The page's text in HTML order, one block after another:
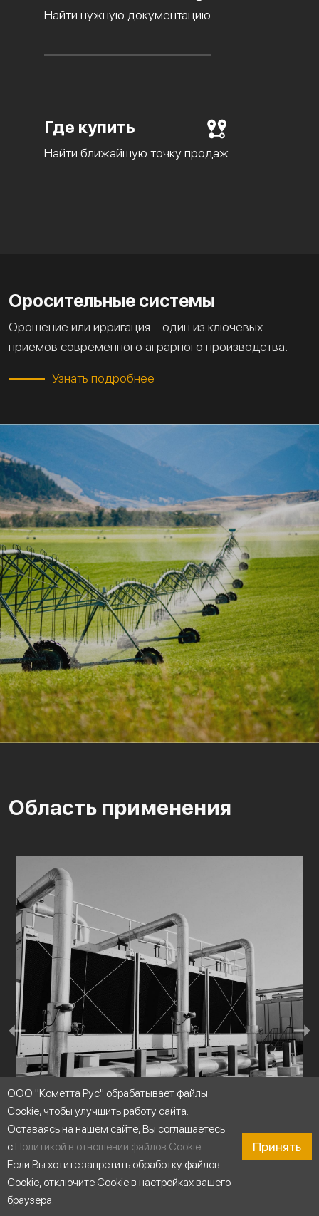
Найти нужную документацию
Где купить
Найти ближайшую точку продаж
Оросительные системы
Орошение или ирригация – один из ключевых
приемов современного аграрного производства.
Узнать подробнее
Область применения
Холодильные установки
ООО "Кометта Рус" обрабатывает файлы
Cookie, чтобы улучшить работу сайта.
Оставаясь на нашем сайте, Вы соглашаетесь
с Политикой в отношении файлов Cookie.
Если Вы хотите запретить обработку файлов
Cookie, отключите Cookie в настройках вашего
браузера.
Принять